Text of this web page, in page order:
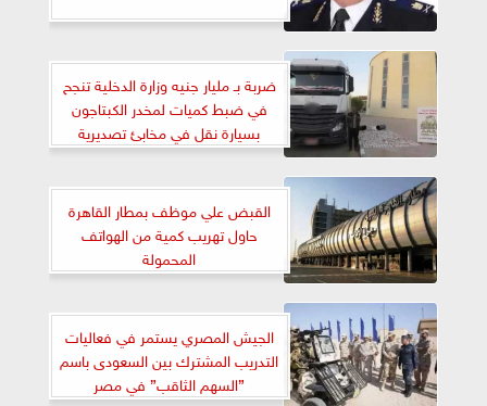
ضربة بـ مليار جنيه وزارة الدخلية تنجح
في ضبط كميات لمخدر الكبتاجون
بسيارة نقل في مخابئ تصديرية
القبض علي موظف بمطار القاهرة
حاول تهريب كمية من الهواتف
المحمولة
الجيش المصري يستمر في فعاليات
التدريب المشترك بين السعودى باسم
”السهم الثاقب” في مصر